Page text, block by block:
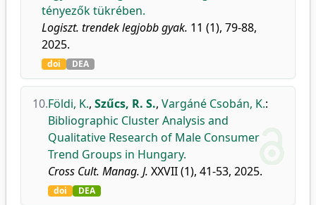
tényezők tükrében.
Logiszt. trendek legjobb gyak. 11 (1), 79-88,
2025.
doi DEA
10.Földi, K., Szűcs, R. S., Vargáné Csobán, K.:
Bibliographic Cluster Analysis and
Qualitative Research of Male Consumer
Trend Groups in Hungary.
Cross Cult. Manag. J. XXVII (1), 41-53, 2025.
doi DEA